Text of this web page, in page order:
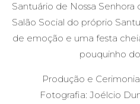
Santuário de Nossa Senhora
Salão Social do próprio
de emoção e uma festa
pouquinho
Produção e
Fotografia: Joélcio